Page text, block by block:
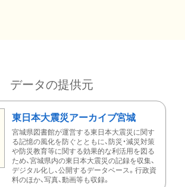
データの提供元
東日本大震災アーカイブ宮城
宮城県図書館が運営する東日本大震災に関す
る記憶の風化を防ぐとともに、防災・減災対策
や防災教育等に関する効果的な利活用を図る
ため、宮城県内の東日本大震災の記録を収集、
デジタル化し、公開するデータベース。行政資
料のほか、写真、動画等も収録。